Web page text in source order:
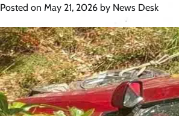
Posted on May 21, 2026 by News Desk